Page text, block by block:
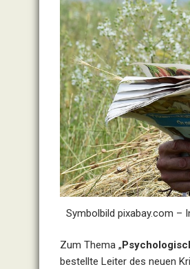
Symbolbild pixabay.com –
Zum Thema „
bestellte Leiter des neuen